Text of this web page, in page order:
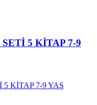
5 KİTAP 7-9